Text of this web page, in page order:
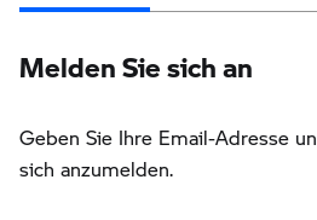
Melden Sie sich an
Geben Sie Ihre Email-Adresse
sich anzumelden.